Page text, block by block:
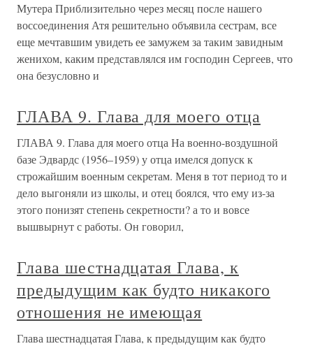
Мутера Приблизительно через месяц после нашего
воссоединения Атя решительно объявила сестрам, все
еще мечтавшим увидеть ее замужем за таким завидным
женихом, каким представлялся им господин Сергеев, что
она безусловно и
ГЛАВА 9. Глава для моего отца
ГЛАВА 9. Глава для моего отца На военно-воздушной
базе Эдвардс (1956–1959) у отца имелся допуск к
строжайшим военным секретам. Меня в тот период то и
дело выгоняли из школы, и отец боялся, что ему из-за
этого понизят степень секретности? а то и вовсе
вышвырнут с работы. Он говорил,
Глава шестнадцатая Глава, к
предыдущим как будто никакого
отношения не имеющая
Глава шестнадцатая Глава, к предыдущим как будто